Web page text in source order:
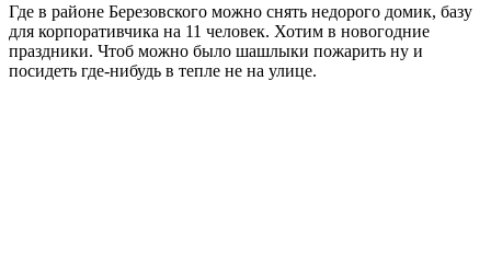
Где в районе Березовского можно снять недорого домик, базу
для корпоративчика на 11 человек. Хотим в новогодние
праздники. Чтоб можно было шашлыки пожарить ну и
посидеть где-нибудь в тепле не на улице.